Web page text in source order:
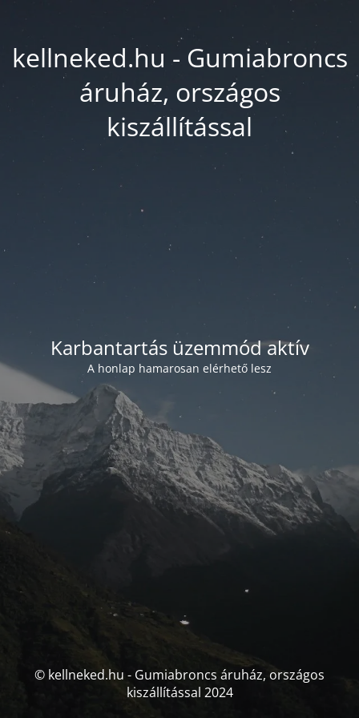
kellneked.hu - Gumiabroncs
áruház, országos
kiszállítással
Karbantartás üzemmód aktív
A honlap hamarosan elérhető lesz
© kellneked.hu - Gumiabroncs áruház, országos
kiszállítással 2024